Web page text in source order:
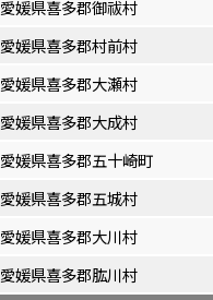
愛媛県喜多郡御祓村
愛媛県喜多郡村前村
愛媛県喜多郡大瀬村
愛媛県喜多郡大成村
愛媛県喜多郡五十崎町
愛媛県喜多郡五城村
愛媛県喜多郡大川村
愛媛県喜多郡肱川村